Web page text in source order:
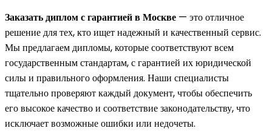
Заказать диплом с гарантией в Москве — это отличное
решение для тех, кто ищет надежный и качественный сервис.
Мы предлагаем дипломы, которые соответствуют всем
государственным стандартам, с гарантией их юридической
силы и правильного оформления. Наши специалисты
тщательно проверяют каждый документ, чтобы обеспечить
его высокое качество и соответствие законодательству, что
исключает возможные ошибки или недочеты.